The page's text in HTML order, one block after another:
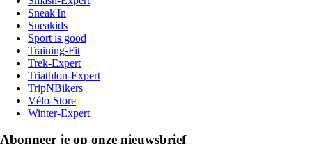
Sneak'In
Sneakids
Sport is good
Training-Fit
Trek-Expert
Triathlon-Expert
TripNBikers
Vélo-Store
Winter-Expert
Abonneer je op onze nieuwsbrief